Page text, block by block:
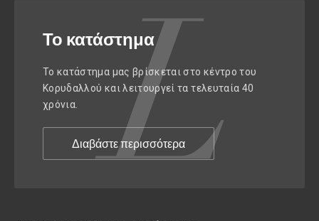
Το κατάστημα
Το κατάστημα μας βρίσκεται στο κέντρο του
Κορυδαλλού και λειτουργεί τα τελευταία 40
χρόνια.
Διαβάστε περισσότερα